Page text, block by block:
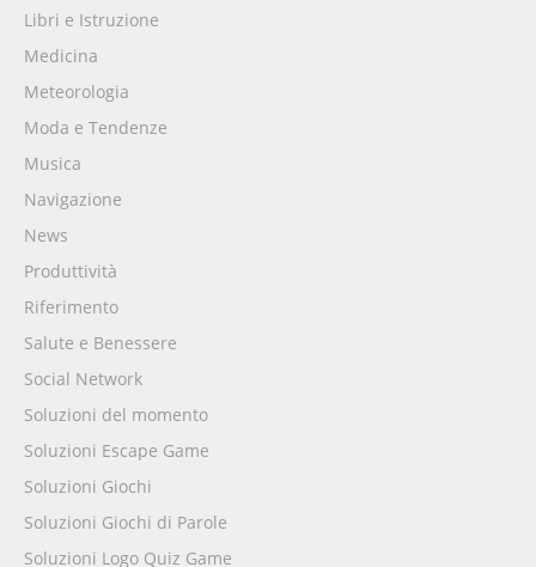
Libri e Istruzione
Medicina
Meteorologia
Moda e Tendenze
Musica
Navigazione
News
Produttività
Riferimento
Salute e Benessere
Social Network
Soluzioni del momento
Soluzioni Escape Game
Soluzioni Giochi
Soluzioni Giochi di Parole
Soluzioni Logo Quiz Game